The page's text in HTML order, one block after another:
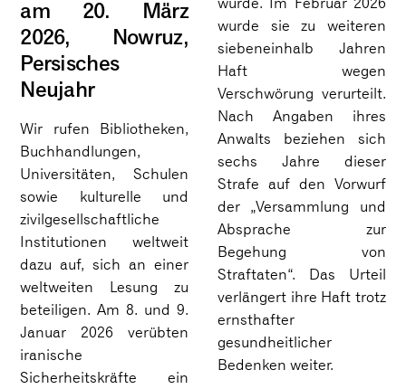
am 20. März
2026, Nowruz,
Persisches
Neujahr
Wir rufen Bibliotheken,
Buchhandlungen,
Universitäten, Schulen
sowie kulturelle und
zivilgesellschaftliche
Institutionen weltweit
dazu auf, sich an einer
weltweiten Lesung zu
beteiligen. Am 8. und 9.
Januar 2026 verübten
iranische
Sicherheitskräfte ein
wurde sie zu weiteren
siebeneinhalb Jahren
Haft wegen
Verschwörung verurteilt.
Nach Angaben ihres
Anwalts beziehen sich
sechs Jahre dieser
Strafe auf den Vorwurf
der „Versammlung und
Absprache zur
Begehung von
Straftaten“. Das Urteil
verlängert ihre Haft trotz
ernsthafter
gesundheitlicher
Bedenken weiter.